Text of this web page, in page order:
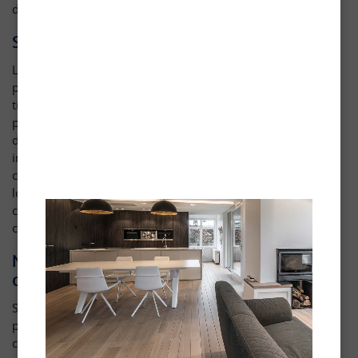
dans lequel le Groupe Blanchon exerce des activités.
Sites et services de tiers
Les sites web, applications et services blanchon.com
peuvent contenir des liens vers des sites web et services de
tiers. Nos produits et services peuvent aussi utiliser ou
proposer des produits et services de tiers, par exemple
d’emailing de type mail chimp ou jeux concours. Les
informations collectées par les tiers, qui peuvent
comprendre des éléments tels que les données de
localisation ou les coordonnées, sont régies par leurs
chartes de confidentialité. Nous vous invitons à lire les
chartes de confidentialité de ces tiers.
Notre engagement pour préserver votre
confidentialité
Soucieux de préserver la sécurité de vos informations
personnelles, nous communiquons les présentes règles de
confidentialité et de sécurité à chacun de nos salariés et